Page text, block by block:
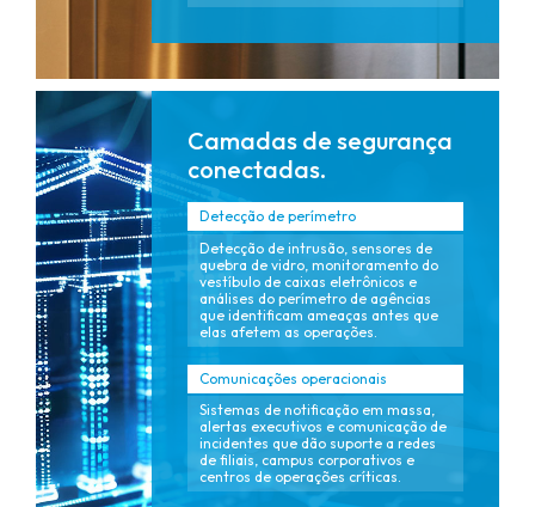
Camadas de segurança
conectadas.
Detecção de perímetro
Detecção de intrusão, sensores de
quebra de vidro, monitoramento do
vestíbulo de caixas eletrônicos e
análises do perímetro de agências
que identificam ameaças antes que
elas afetem as operações.
Comunicações operacionais
Sistemas de notificação em massa,
alertas executivos e comunicação de
incidentes que dão suporte a redes
de filiais, campus corporativos e
centros de operações críticas.